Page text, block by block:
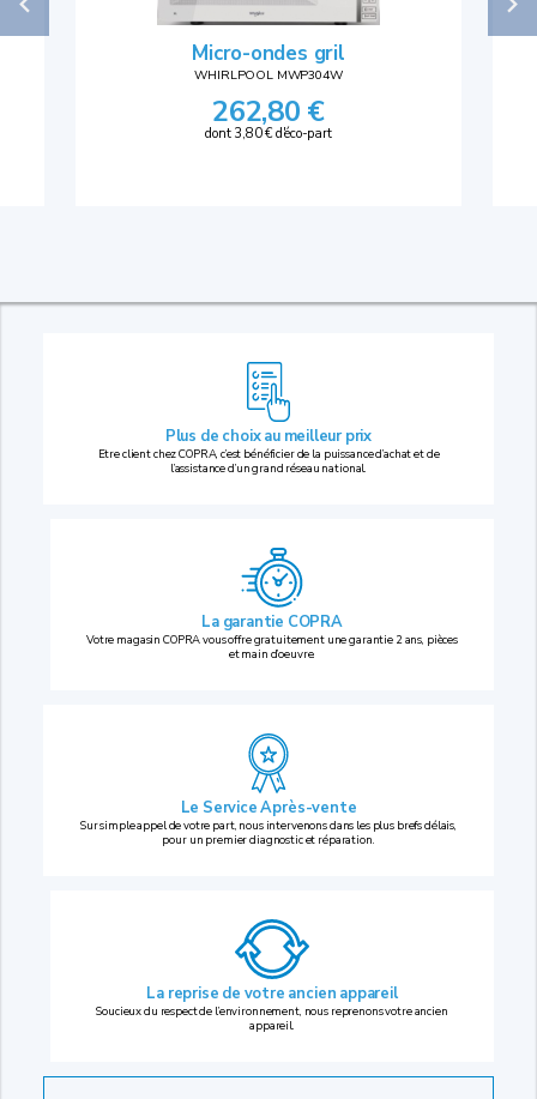
Micro-ondes gril
WHIRLPOOL MWP304W
262,80 €
dont 3,80 € d'éco-part
Plus de choix au meilleur prix
Etre client chez COPRA, c’est bénéficier de la puissance d’achat et de
l’assistance d’un grand réseau national.
La garantie COPRA
Votre magasin COPRA vous offre gratuitement une garantie 2 ans, pièces
et main d’oeuvre.
Le Service Après-vente
Sur simple appel de votre part, nous intervenons dans les plus brefs délais,
pour un premier diagnostic et réparation.
La reprise de votre ancien appareil
Soucieux du respect de l’environnement, nous reprenons votre ancien
appareil.